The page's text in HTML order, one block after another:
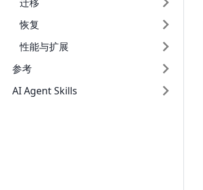
恢复
性能与扩展
参考
AI Agent Skills